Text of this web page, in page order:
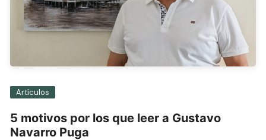
Artículos
5 motivos por los que leer a Gustavo
Navarro Puga